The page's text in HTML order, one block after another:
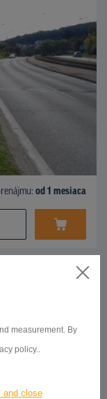
measurement. By
policy..
and close
od 1 mesiaca